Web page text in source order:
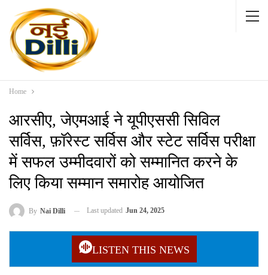
Home
आरसीए, जेएमआई ने यूपीएससी सिविल
सर्विस, फ़ॉरेस्ट सर्विस और स्टेट सर्विस परीक्षा
में सफल उम्मीदवारों को सम्मानित करने के
लिए किया सम्मान समारोह आयोजित
By Nai Dilli Last updated Jun 24, 2025
LISTEN THIS NEWS